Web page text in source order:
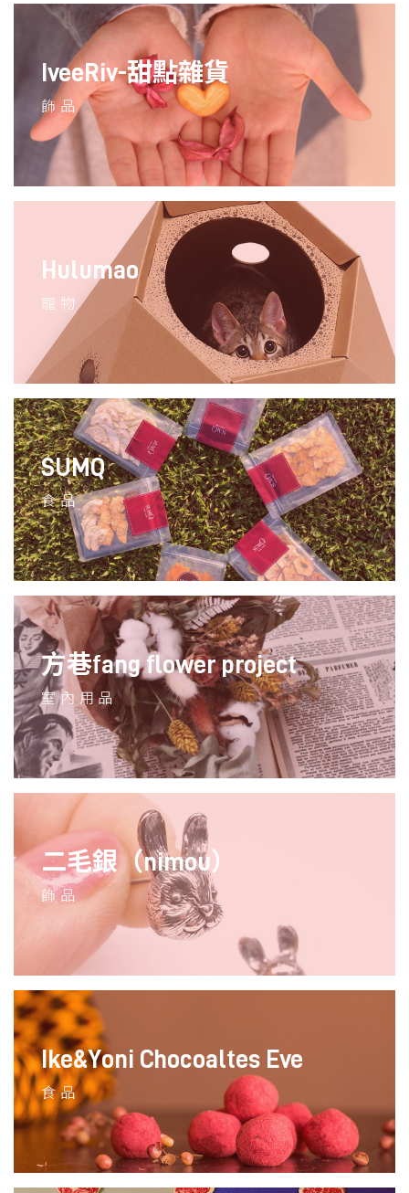
IveeRiv-甜點雜貨
飾品
Hulumao
寵物
SUMQ
食品
方巷fang flower project
室內用品
二毛銀（nimou）
飾品
Ike&Yoni Chocoaltes Eve
食品